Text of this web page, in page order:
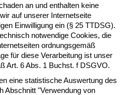
an und enthalten keine
auf unserer Internetseite
Einwilligung ein (§ 25 TTDSG).
notwendige Cookies, die
ordnungsgemäß
für diese Verarbeitung ist unser
Art. 6 Abs. 1 Buchst. f DSGVO.
eine statistische Auswertung des
Abschnitt "Verwendung von